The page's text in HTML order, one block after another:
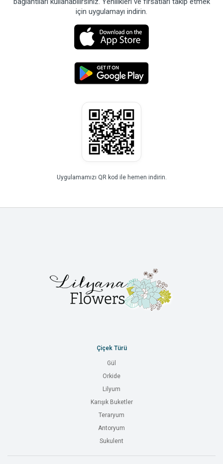
için uygulamayı indirin.
Uygulamamızı QR kod ile hemen indirin.
Çiçek Türü
Gül
Orkide
Lilyum
Karışık Buketler
Teraryum
Antoryum
Sukulent